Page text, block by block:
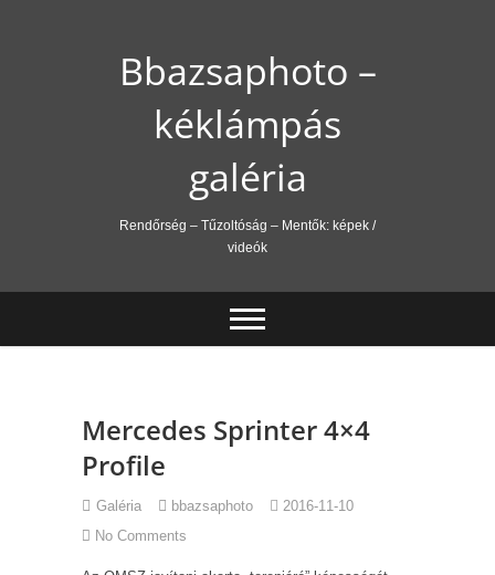
Bbazsaphoto –
kéklámpás
galéria
Rendőrség – Tűzoltóság – Mentők: képek /
videók
Mercedes Sprinter 4×4
Profile
Galéria bbazsaphoto
2016-11-10
No Comments